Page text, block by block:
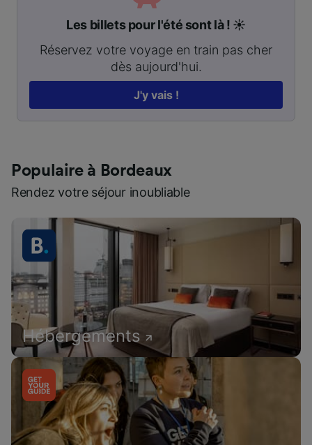
Les billets pour l'été sont là ! ☀️
Réservez votre voyage en train pas cher
dès aujourd'hui.
J'y vais !
Populaire à Bordeaux
Rendez votre séjour inoubliable
Hébergements